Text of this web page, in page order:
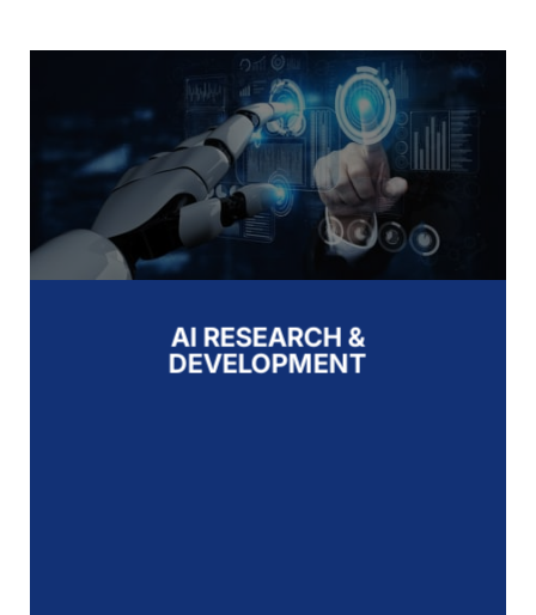
AI RESEARCH &
DEVELOPMENT